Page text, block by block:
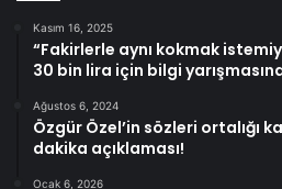
Kasım 16, 2025
“Fakirlerle aynı kokmak
30 bin lira için bilgi
Ağustos 6, 2024
Özgür Özel’in sözleri ortalığı
dakika açıklaması!
Ocak 6, 2026